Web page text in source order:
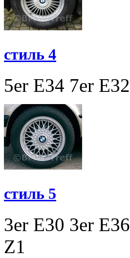
стиль 4
5er E34 7er E32
стиль 5
3er E30 3er E36
Z1